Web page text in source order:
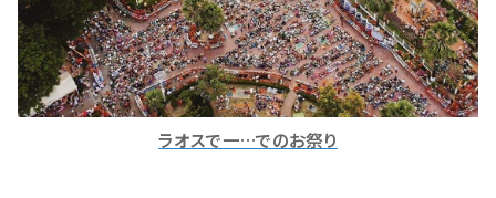
ラオスで一…でのお祭り